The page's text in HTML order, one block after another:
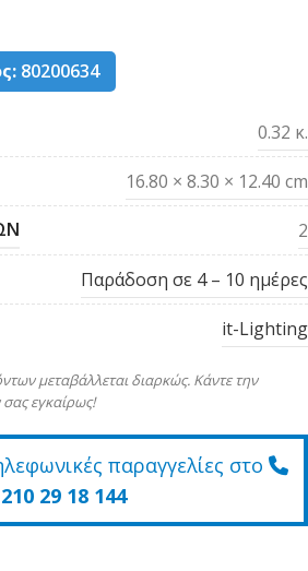
80200634
0.32 κ.
16.80 × 8.30 × 12.40 cm
2
Παράδοση σε 4 – 10 ημέρες
it-Lighting
μεταβάλλεται διαρκώς. Κάντε την
εγκαίρως!
παραγγελίες στο
210 29 18 144